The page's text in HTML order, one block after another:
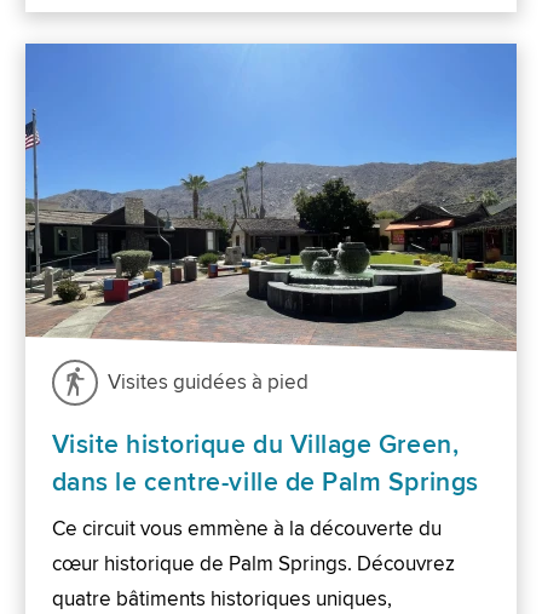
Visites guidées à pied
Visite historique du Village Green,
dans le centre-ville de Palm Springs
Ce circuit vous emmène à la découverte du
cœur historique de Palm Springs. Découvrez
quatre bâtiments historiques uniques,